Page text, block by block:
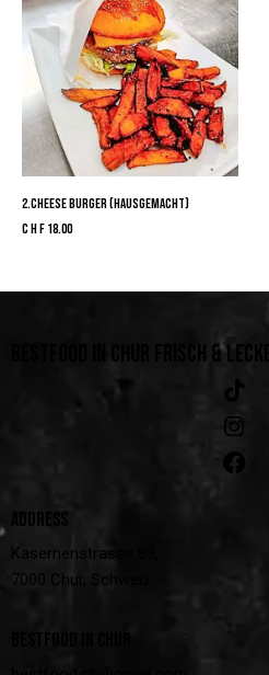
2.CHEESE BURGER (HAUSGEMACHT)
CHF18.00
BESTFOOD IN CHUR FRISCH & LECKER
ADDRESS
Kasernenstrasse 83,
7000 Chur, Schweiz